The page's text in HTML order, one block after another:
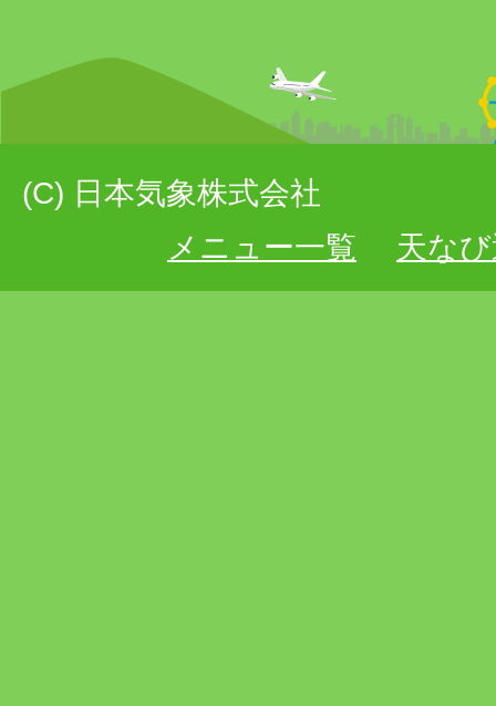
(C) 日本気象株式会社
メニュー一覧
天な